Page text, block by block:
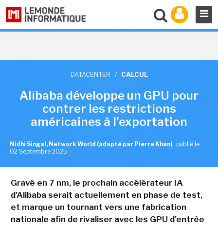
DATACENTER / CALCUL
Alibaba développe un GPU pour
contrer les restrictions
américaines à l'exportation
Nidhi Singal, Network World (adapté par Pierre Khan) , publié le
02 Septembre 2025
Gravé en 7 nm, le prochain accélérateur IA
d'Alibaba serait actuellement en phase de test,
et marque un tournant vers une fabrication
nationale afin de rivaliser avec les GPU d'entrée